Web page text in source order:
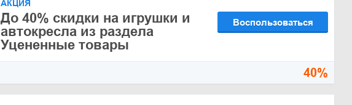
АКЦИЯ
До 40% скидки на игрушки и
автокресла из раздела
Уцененные товары
Воспользоваться
40%